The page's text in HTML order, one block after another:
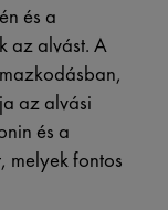
és a
az alvást. A
az alvási
és a
melyek fontos